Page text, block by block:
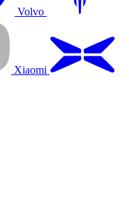
Volvo
Xiaomi